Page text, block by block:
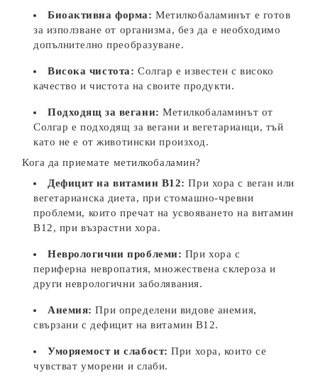
Биоактивна форма: Метилкобаламинът е готов
за използване от организма, без да е необходимо
допълнително преобразуване.
Висока чистота: Солгар е известен с високо
качество и чистота на своите продукти.
Подходящ за вегани: Метилкобаламинът от
Солгар е подходящ за вегани и вегетарианци, тъй
като не е от животински произход.
Кога да приемате метилкобаламин?
Дефицит на витамин B12: При хора с веган или
вегетарианска диета, при стомашно-чревни
проблеми, които пречат на усвояването на витамин
B12, при възрастни хора.
Неврологични проблеми: При хора с
периферна невропатия, множествена склероза и
други неврологични заболявания.
Анемия: При определени видове анемия,
свързани с дефицит на витамин B12.
Уморяемост и слабост: При хора, които се
чувстват уморени и слаби.